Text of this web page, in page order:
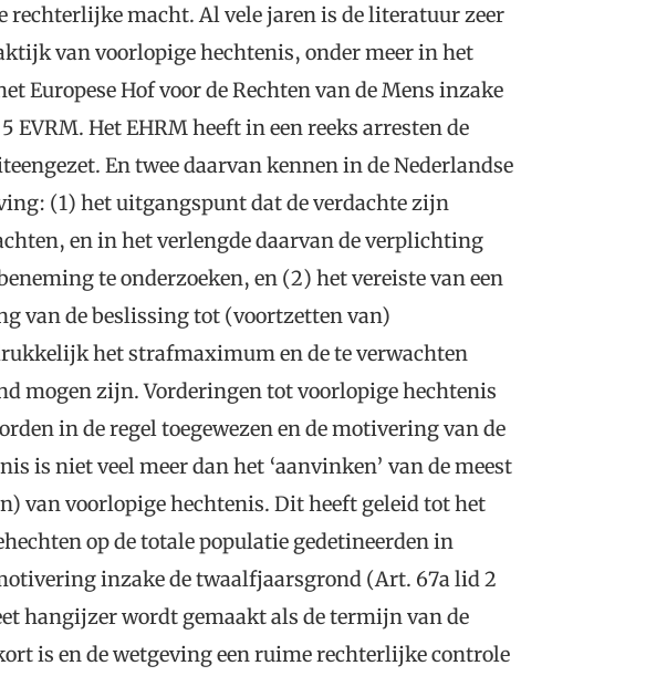
rechterlijke macht. Al vele jaren is de literatuur zeer
van voorlopige hechtenis, onder meer in het
Europese Hof voor de Rechten van de Mens inzake
Het EHRM heeft in een reeks arresten de
En twee daarvan kennen in de Nederlandse
(1) het uitgangspunt dat de verdachte zijn
en in het verlengde daarvan de verplichting
te onderzoeken, en (2) het vereiste van een
van de beslissing tot (voortzetten van)
het strafmaximum en de te verwachten
mogen zijn. Vorderingen tot voorlopige hechtenis
in de regel toegewezen en de motivering van de
is niet veel meer dan het ‘aanvinken’ van de meest
van voorlopige hechtenis. Dit heeft geleid tot het
op de totale populatie gedetineerden in
inzake de twaalfjaarsgrond (Art. 67a lid 2
hangijzer wordt gemaakt als de termijn van de
is en de wetgeving een ruime rechterlijke controle